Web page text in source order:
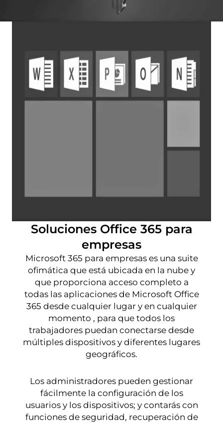
Soluciones Office 365 para
empresas
Microsoft 365 para empresas es una suite
ofimática que está ubicada en la nube y
que proporciona acceso completo a
todas las aplicaciones de Microsoft Office
365 desde cualquier lugar y en cualquier
momento , para que todos los
trabajadores puedan conectarse desde
múltiples dispositivos y diferentes lugares
geográficos.
Los administradores pueden gestionar
fácilmente la configuración de los
usuarios y los dispositivos; y contarás con
funciones de seguridad, recuperación de